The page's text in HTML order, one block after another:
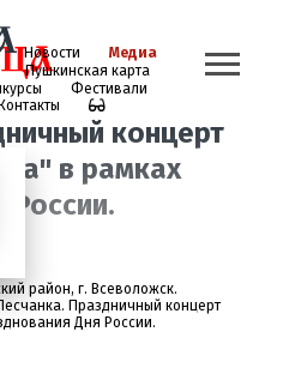
Новости Медиа
Пушкинская карта
Фестивали
Контакты
концерт
в рамках
России.
район, г. Всеволожск.
Праздничный концерт
Дня России.